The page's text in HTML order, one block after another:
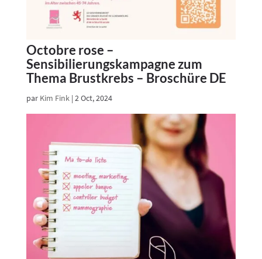
Octobre rose –
Sensibilierungskampagne zum
Thema Brustkrebs – Broschüre DE
par Kim Fink| 2 Oct, 2024